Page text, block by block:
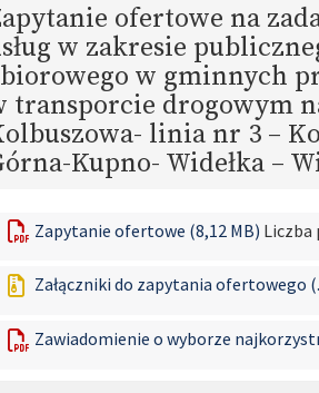
ofertowe na
w zakresie
w gminnych
transporcie drogowym
linia nr 3 –
Kupno- Widełka –
Zapytanie ofertowe (8,12 MB) Liczba
Załączniki do zapytania ofertowego
Zawiadomienie o wyborze